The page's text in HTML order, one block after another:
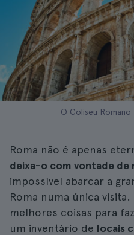
O Coliseu
Roma não é apenas
deixa-o com vontade de
impossível abarcar a
Roma numa única
melhores coisas para
um inventário de locais